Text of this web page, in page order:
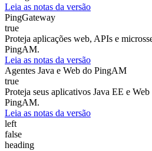
Leia as notas da versão
PingGateway
true
Proteja aplicações web, APIs e
PingAM.
Leia as notas da versão
Agentes Java e Web do PingAM
true
Proteja seus aplicativos Java EE e
PingAM.
Leia as notas da versão
left
false
heading